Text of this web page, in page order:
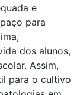
e
para
dos alunos,
Assim,
para o cultivo